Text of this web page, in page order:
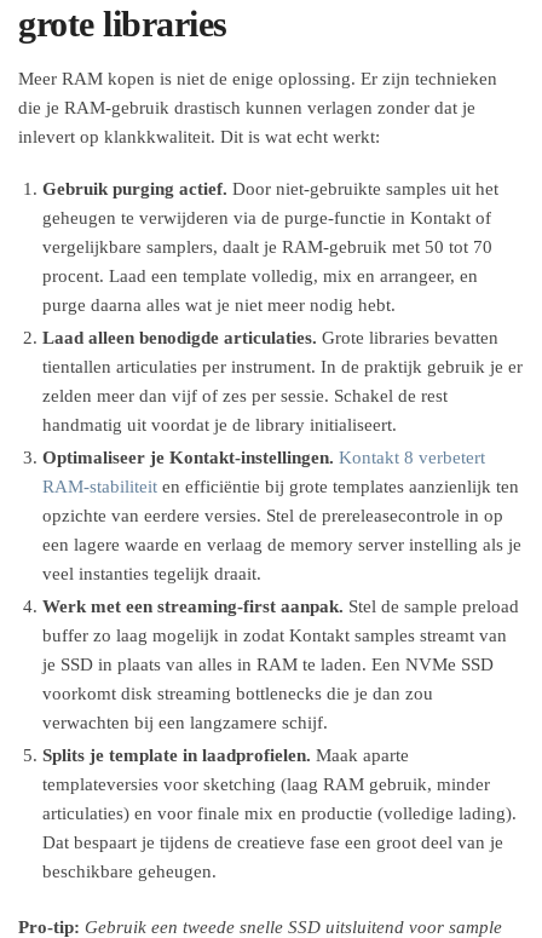
grote libraries
Meer RAM kopen is niet de enige oplossing. Er zijn technieken
die je RAM-gebruik drastisch kunnen verlagen zonder dat je
inlevert op klankkwaliteit. Dit is wat echt werkt:
Gebruik purging actief. Door niet-gebruikte samples uit het
geheugen te verwijderen via de purge-functie in Kontakt of
vergelijkbare samplers, daalt je RAM-gebruik met 50 tot 70
procent. Laad een template volledig, mix en arrangeer, en
purge daarna alles wat je niet meer nodig hebt.
Laad alleen benodigde articulaties. Grote libraries bevatten
tientallen articulaties per instrument. In de praktijk gebruik je er
zelden meer dan vijf of zes per sessie. Schakel de rest
handmatig uit voordat je de library initialiseert.
Optimaliseer je Kontakt-instellingen. Kontakt 8 verbetert
RAM-stabiliteit en efficiëntie bij grote templates aanzienlijk ten
opzichte van eerdere versies. Stel de prereleasecontrole in op
een lagere waarde en verlaag de memory server instelling als je
veel instanties tegelijk draait.
Werk met een streaming-first aanpak. Stel de sample preload
buffer zo laag mogelijk in zodat Kontakt samples streamt van
je SSD in plaats van alles in RAM te laden. Een NVMe SSD
voorkomt disk streaming bottlenecks die je dan zou
verwachten bij een langzamere schijf.
Splits je template in laadprofielen. Maak aparte
templateversies voor sketching (laag RAM gebruik, minder
articulaties) en voor finale mix en productie (volledige lading).
Dat bespaart je tijdens de creatieve fase een groot deel van je
beschikbare geheugen.
Pro-tip: Gebruik een tweede snelle SSD uitsluitend voor sample